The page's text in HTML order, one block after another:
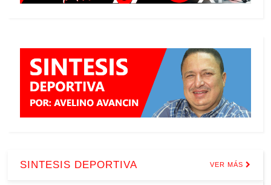
SINTESIS DEPORTIVA VER MÁS